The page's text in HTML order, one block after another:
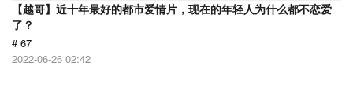
【越哥】近十年最好的都市爱情片，现在的年轻人为什么都不恋爱
了？
# 67
2022-06-26 02:42